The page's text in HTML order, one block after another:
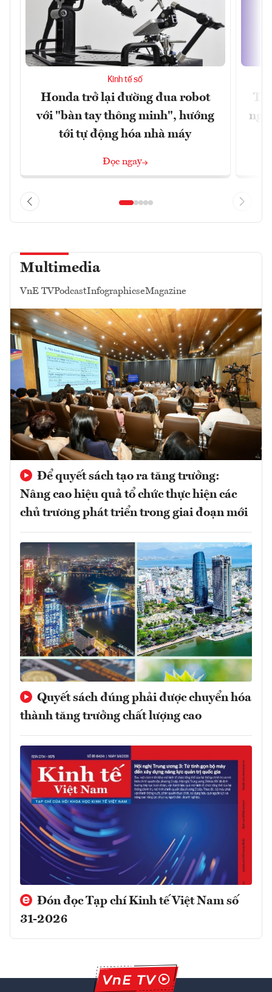
Kinh tế số
Honda trở lại đường đua robot
với "bàn tay thông minh", hướng
tới tự động hóa nhà máy
Đọc ngay
Multimedia
VnE TVPodcastInfographicseMagazine
Để quyết sách tạo ra tăng trưởng:
Nâng cao hiệu quả tổ chức thực hiện các
chủ trương phát triển trong giai đoạn mới
Quyết sách đúng phải được chuyển hóa
thành tăng trưởng chất lượng cao
Đón đọc Tạp chí Kinh tế Việt Nam số
31-2026